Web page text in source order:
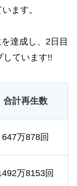
ます。
達成し、2日目
しています!!
合計再生数
647万878回
万8153回